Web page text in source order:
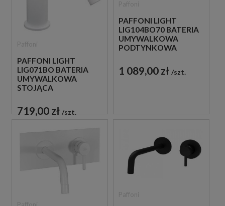
PAFFONI LIGHT
LIG071BO BATERIA
UMYWALKOWA
STOJĄCA
BIAŁA
719,00 zł szt.
PAFFONI LIGHT
LIG104BO70 BATERIA
UMYWALKOWA
PODTYNKOWA
BIAŁA
1 089,00 zł szt.